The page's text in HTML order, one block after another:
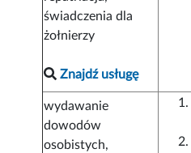
świadczenia dla
żołnierzy
Znajdź usługę
wydawanie
dowodów
osobistych,